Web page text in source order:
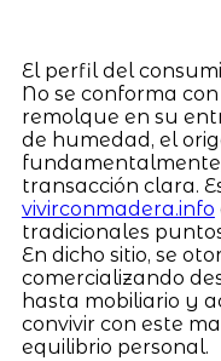
El perfil del
No se conforma
remolque en su
de humedad, el
transacción clara.
vivirconmadera.info
tradicionales
En dicho sitio, se
comercializando
hasta mobiliario y
convivir con este
equilibrio personal.